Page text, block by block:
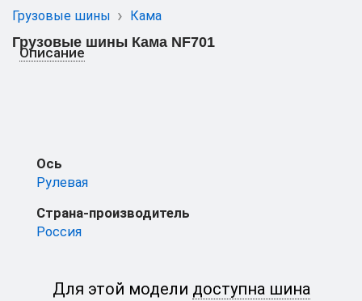
Грузовые шины Кама
Грузовые шины Кама NF701
Описание
Ось
Рулевая
Страна-производитель
Россия
Для этой модели доступна шина